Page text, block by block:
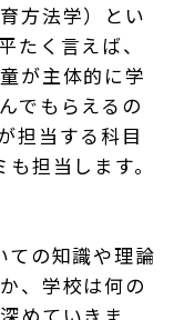
方法学）とい
たく言えば、
が主体的に学
でもらえるの
担当する科目
担当します。
ての知識や理論
、学校は何の